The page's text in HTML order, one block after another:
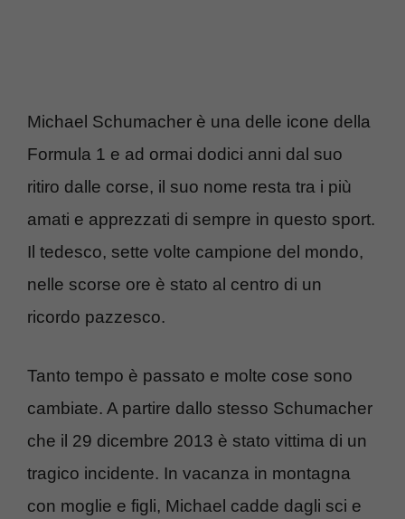
Michael Schumacher è una delle icone della
Formula 1 e ad ormai dodici anni dal suo
ritiro dalle corse, il suo nome resta tra i più
amati e apprezzati di sempre in questo sport.
Il tedesco, sette volte campione del mondo,
nelle scorse ore è stato al centro di un
ricordo pazzesco.
Tanto tempo è passato e molte cose sono
cambiate. A partire dallo stesso Schumacher
che il 29 dicembre 2013 è stato vittima di un
tragico incidente. In vacanza in montagna
con moglie e figli, Michael cadde dagli sci e